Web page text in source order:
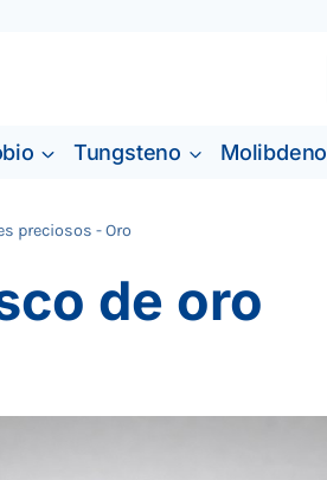
Tungsteno Molibdeno
preciosos -Oro
de oro